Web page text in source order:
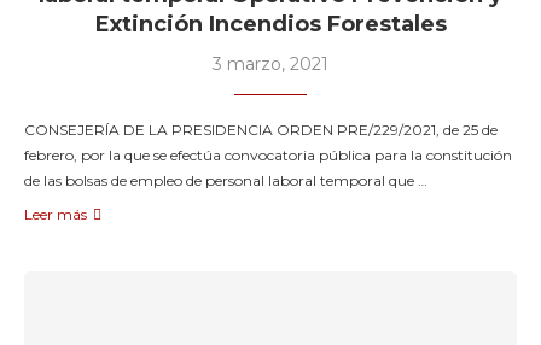
Extinción Incendios Forestales
3 marzo, 2021
CONSEJERÍA DE LA PRESIDENCIA ORDEN PRE/229/2021, de 25 de
febrero, por la que se efectúa convocatoria pública para la constitución
de las bolsas de empleo de personal laboral temporal que …
Leer más